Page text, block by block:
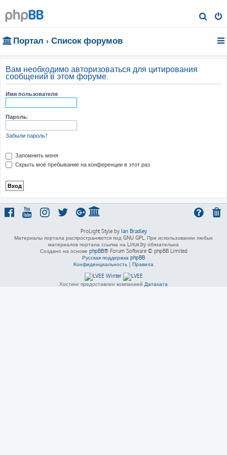
о
Портал Список форумов
Вам необходимо авторизоваться для цитирования
сообщений в этом форуме.
Имя пользователя:
Пароль:
Забыли пароль?
Запомнить меня
Скрыть моё пребывание на конференции в этот раз
ProLight Style by Ian Bradley
Материалы портала распространяются под GNU GPL. При использовании любых
материалов портала ссылка на Linux.by обязательна
Создано на основе phpBB® Forum Software © phpBB Limited
Русская поддержка phpBB
Конфиденциальность | Правила
Хостинг предоставлен компанией Датахата